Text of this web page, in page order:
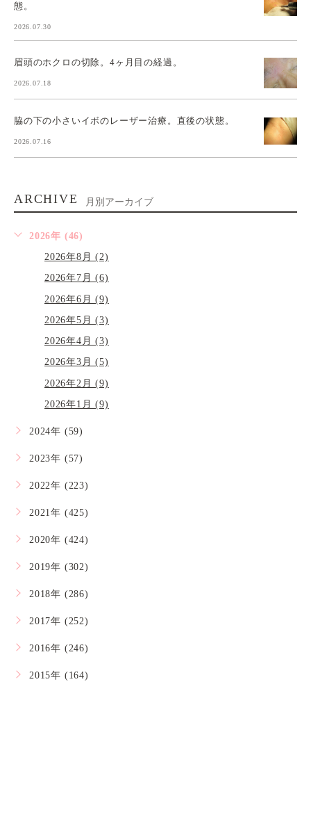
態。
2026.07.30
眉頭のホクロの切除。4ヶ月目の経過。
2026.07.18
脇の下の小さいイボのレーザー治療。直後の状態。
2026.07.16
ARCHIVE 月別アーカイブ
2026年 (46)
2026年8月 (2)
2026年7月 (6)
2026年6月 (9)
2026年5月 (3)
2026年4月 (3)
2026年3月 (5)
2026年2月 (9)
2026年1月 (9)
2024年 (59)
2023年 (57)
2022年 (223)
2021年 (425)
2020年 (424)
2019年 (302)
2018年 (286)
2017年 (252)
2016年 (246)
2015年 (164)